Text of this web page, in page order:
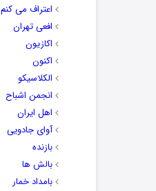
اعتراف می کنم
افعی تهران
اکازیون
اکنون
الکلاسیکو
انجمن اشباح
اهل ایران
آوای جادویی
بازنده
بالش ها
بامداد خمار